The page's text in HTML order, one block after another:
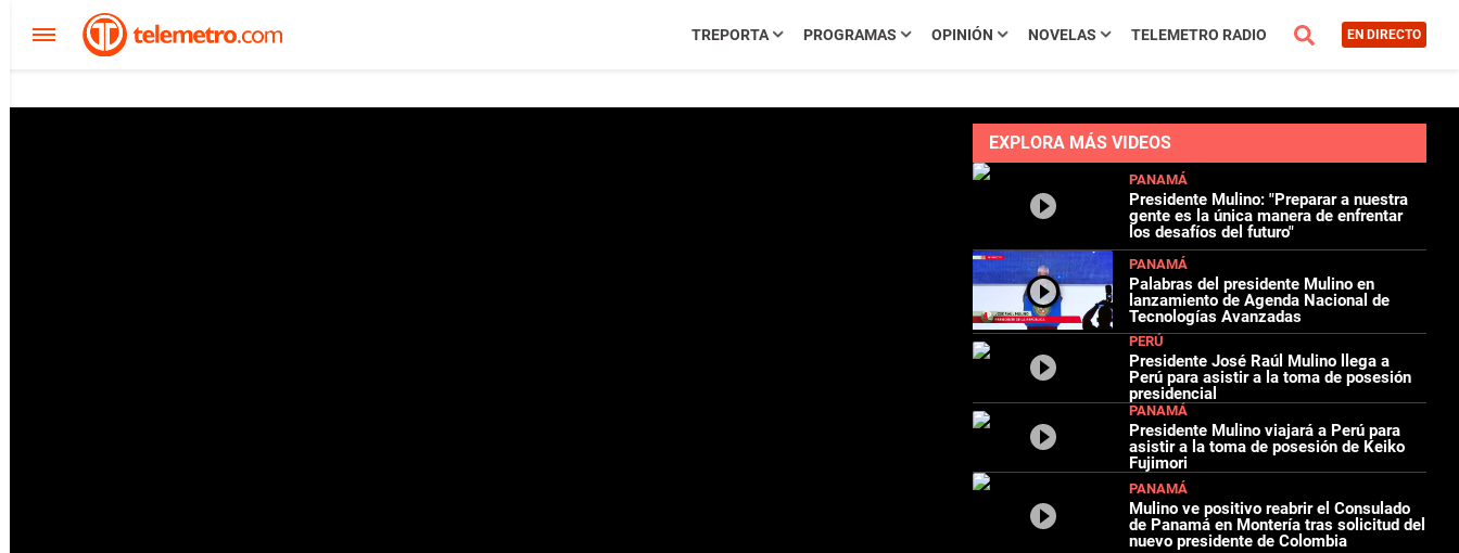
TREPORTA PROGRAMAS OPINIÓN NOVELAS TELEMETRO RADIO EN DIRECTO
EXPLORA MÁS VIDEOS
PANAMÁ
Presidente Mulino: "Preparar a nuestra
gente es la única manera de enfrentar
los desafíos del futuro"
PANAMÁ
Palabras del presidente Mulino en
lanzamiento de Agenda Nacional de
Tecnologías Avanzadas
PERÚ
Presidente José Raúl Mulino llega a
Perú para asistir a la toma de posesión
presidencial
PANAMÁ
Presidente Mulino viajará a Perú para
asistir a la toma de posesión de Keiko
Fujimori
PANAMÁ
Mulino ve positivo reabrir el Consulado
de Panamá en Montería tras solicitud del
nuevo presidente de Colombia